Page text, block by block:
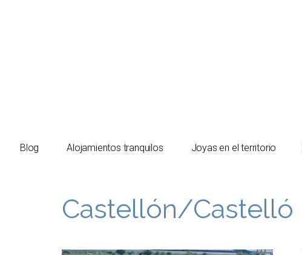
Blog Alojamientos tranquilos Joyas en el territorio
Castellón/Castelló